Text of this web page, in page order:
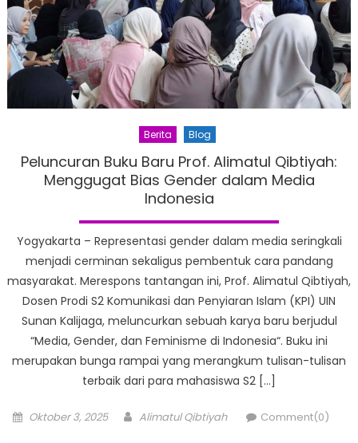
Berita Blog
Peluncuran Buku Baru Prof. Alimatul Qibtiyah:
Menggugat Bias Gender dalam Media
Indonesia
Yogyakarta – Representasi gender dalam media seringkali
menjadi cerminan sekaligus pembentuk cara pandang
masyarakat. Merespons tantangan ini, Prof. Alimatul Qibtiyah,
Dosen Prodi S2 Komunikasi dan Penyiaran Islam (KPI) UIN
Sunan Kalijaga, meluncurkan sebuah karya baru berjudul
“Media, Gender, dan Feminisme di Indonesia“. Buku ini
merupakan bunga rampai yang merangkum tulisan-tulisan
terbaik dari para mahasiswa S2 […]
Posted
Oktober 3, 2025 Author
Alimatul Qibtiyah Comment(0)